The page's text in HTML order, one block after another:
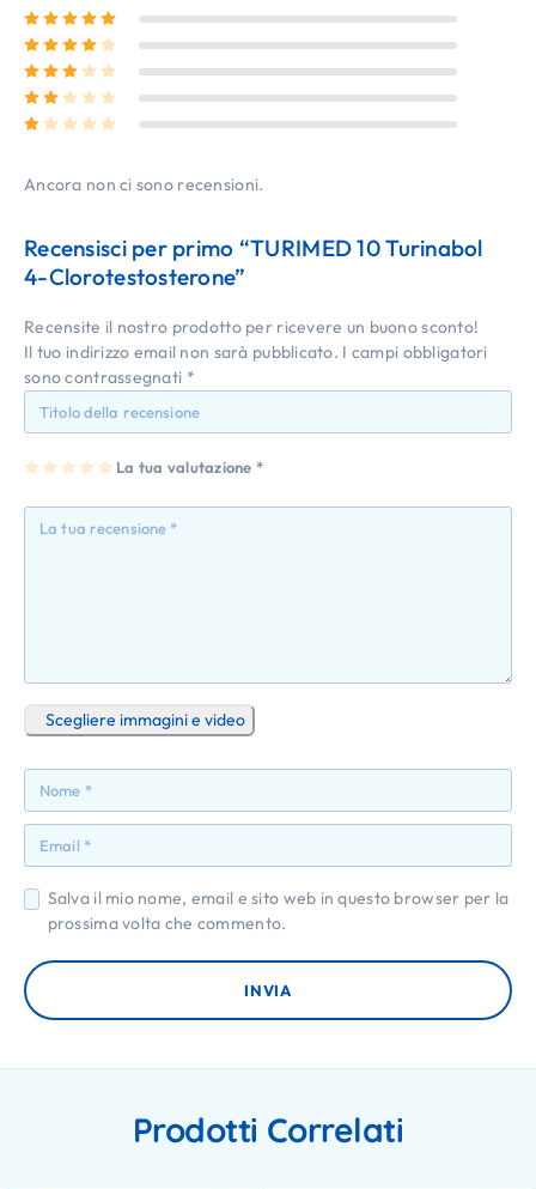
Valutato5su 5
Valutato4su 5
Valutato3su 5
Valutato
2su 5
Valutato1 su 5
Ancora non ci sono recensioni.
Recensisci per primo “TURIMED 10 Turinabol
4-Clorotestosterone”
Recensite il nostro prodotto per ricevere un buono sconto!
Il tuo indirizzo email non sarà pubblicato. I campi obbligatori
sono contrassegnati *
La tua valutazione *
1
a
2
e
su
5
3
e
su
5
4
e
su
5
5
e
su
5
Scegliere immagini e video
Salva il mio nome, email e sito web in questo browser per la
prossima volta che commento.
Prodotti Correlati